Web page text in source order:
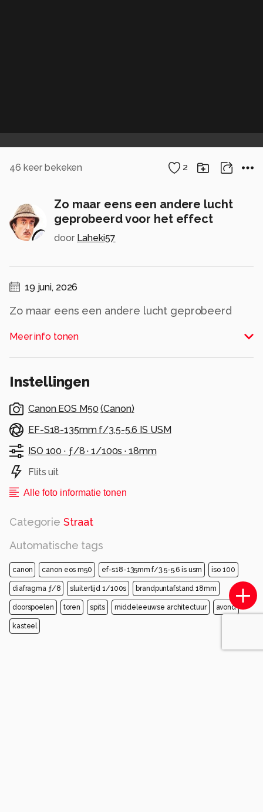
46 keer bekeken 2
Zo maar eens een andere lucht
geprobeerd voor het effect
door Laheki57
19 juni, 2026
Zo maar eens een andere lucht geprobeerd
Meer info tonen
Instellingen
Canon EOS M50 (Canon)
EF-S18-135mm f/3.5-5.6 IS USM
ISO 100 · ƒ/8 ·1/100s ·18mm
Flits uit
Alle foto informatie tonen
Categorie Straat
Automatische tags
canon canon eos m50 ef-s18-135mm f/3.5-5.6 is usm iso 100
diafragma ƒ/8 sluitertijd 1/100s brandpuntafstand 18mm
doorspoelen toren spits middeleeuwse architectuur avond
kasteel